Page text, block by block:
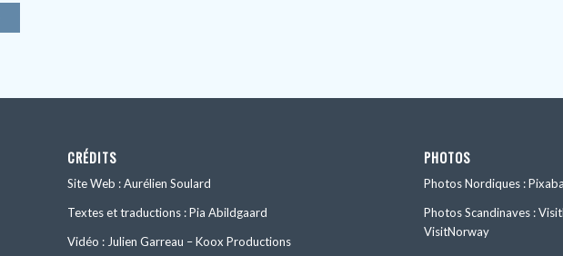
CRÉDITS
Site Web : Aurélien Soulard
Textes et traductions : Pia Abildgaard
Vidéo : Julien Garreau – Koox Productions
PHOTOS
Photos Nordiques :
Photos Scandinaves :
VisitNorway